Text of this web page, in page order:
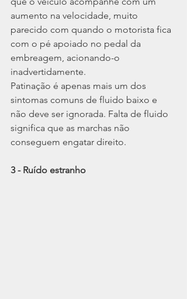
aumento na velocidade, muito
parecido com quando o motorista fica
com o pé apoiado no pedal da
embreagem, acionando-o
inadvertidamente.
Patinação é apenas mais um dos
sintomas comuns de fluido baixo e
não deve ser ignorada. Falta de fluido
significa que as marchas não
conseguem engatar direito.
3 - Ruído estranho